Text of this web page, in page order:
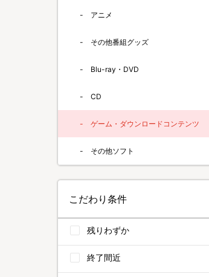
アニメ
その他番組グッズ
Blu-ray・DVD
CD
ゲーム・ダウンロードコンテンツ
その他ソフト
こだわり条件
残りわずか
終了間近